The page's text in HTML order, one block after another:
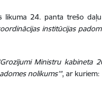
likuma 24. panta trešo
institūcijas
Ministru kabineta
nolikums’”, ar kuriem: